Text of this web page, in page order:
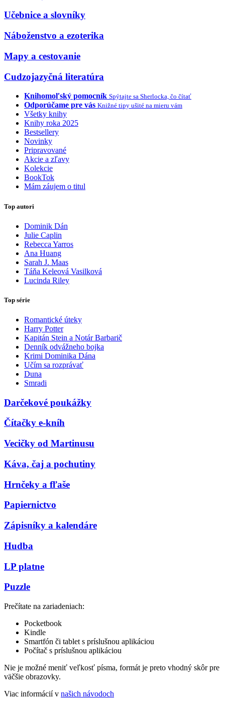
Učebnice a slovníky
Náboženstvo a ezoterika
Mapy a cestovanie
Cudzojazyčná literatúra
Knihomoľský pomocník Spýtajte sa Sherlocka, čo čítať
Odporúčame pre vás Knižné tipy ušité na mieru vám
Všetky knihy
Knihy roka 2025
Bestsellery
Novinky
Pripravované
Akcie a zľavy
Kolekcie
BookTok
Mám záujem o titul
Top autori
Dominik Dán
Julie Caplin
Rebecca Yarros
Ana Huang
Sarah J. Maas
Táňa Keleová Vasilková
Lucinda Riley
Top série
Romantické úteky
Harry Potter
Kapitán Stein a Notár Barbarič
Denník odvážneho bojka
Krimi Dominika Dána
Učím sa rozprávať
Duna
Smradi
Darčekové poukážky
Čítačky e-kníh
Vecičky od Martinusu
Káva, čaj a pochutiny
Hrnčeky a fľaše
Papiernictvo
Zápisníky a kalendáre
Hudba
LP platne
Puzzle
Prečítate na zariadeniach:
Pocketbook
Kindle
Smartfón či tablet s príslušnou aplikáciou
Počítač s príslušnou aplikáciou
Nie je možné meniť veľkosť písma, formát je preto vhodný skôr pre
väčšie obrazovky.
Viac informácií v našich návodoch